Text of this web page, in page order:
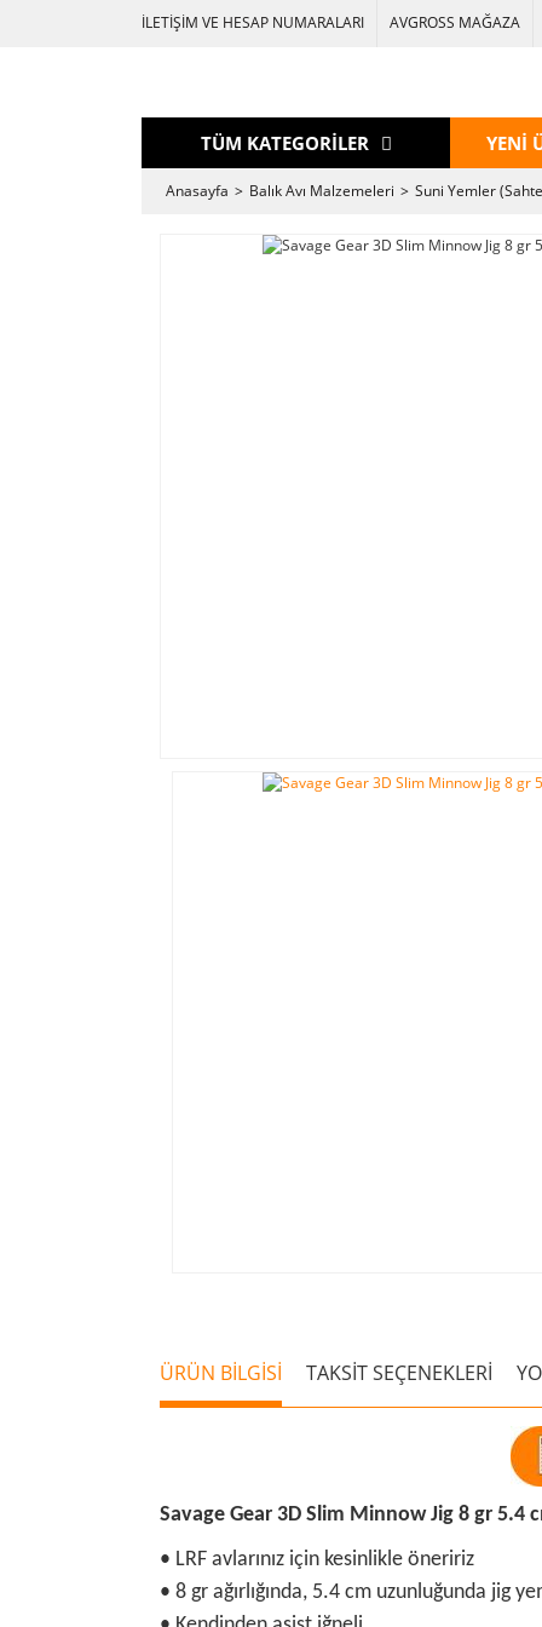
İLETİŞİM VE HESAP NUMARALARI AVGROSS MAĞAZA
TÜM KATEGORİLER YENİ
Anasayfa Balık Avı Malzemeleri Suni Yemler
ÜRÜN BİLGİSİ TAKSİT SEÇENEKLERİ
Savage Gear 3D Slim Minnow Jig 8 gr 5.4
• LRF avlarınız için kesinlikle öneririz
• 8 gr ağırlığında, 5.4 cm uzunluğunda jig